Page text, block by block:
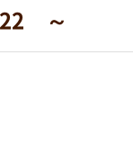
22 ～